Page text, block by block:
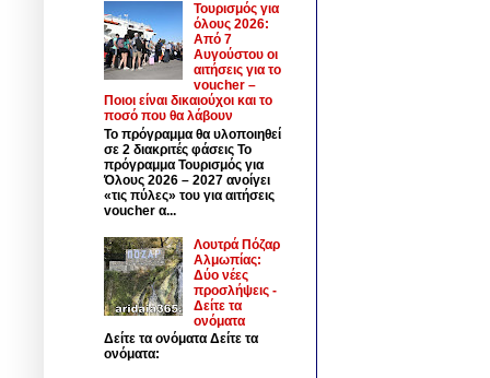
Τουρισμός για
όλους 2026:
Από 7
Αυγούστου οι
αιτήσεις για το
voucher –
Ποιοι είναι δικαιούχοι και το
ποσό που θα λάβουν
Το πρόγραμμα θα υλοποιηθεί
σε 2 διακριτές φάσεις Το
πρόγραμμα Τουρισμός για
Όλους 2026 – 2027 ανοίγει
«τις πύλες» του για αιτήσεις
voucher α...
Λουτρά Πόζαρ
Αλμωπίας:
Δύο νέες
προσλήψεις -
Δείτε τα
ονόματα
Δείτε τα ονόματα Δείτε τα
ονόματα: